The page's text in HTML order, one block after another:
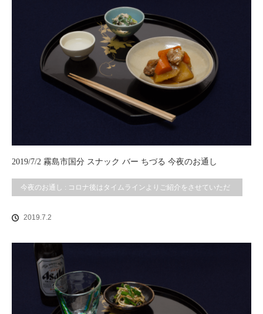
2019/7/2 霧島市国分 スナック バー ちづる 今夜のお通し
今夜のお通し : コロナ後はタイムラインよりご紹介をさせていただ
2019.7.2